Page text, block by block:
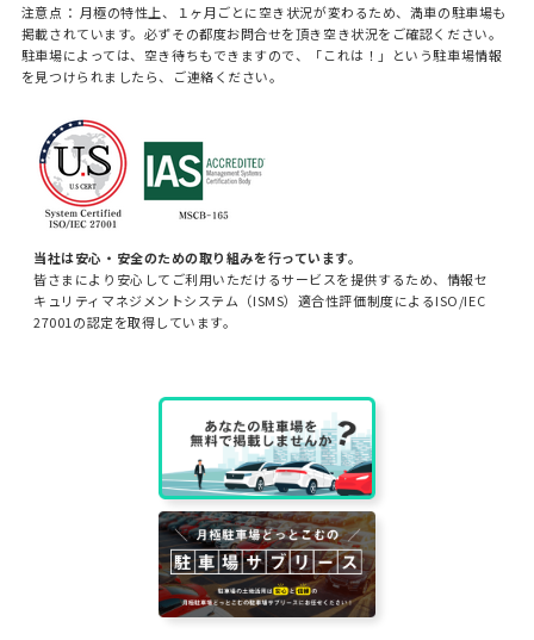
注意点： 月極の特性上、１ヶ月ごとに空き状況が変わるため、満車の駐車場も
掲載されています。必ずその都度お問合せを頂き空き状況をご確認ください。
駐車場によっては、空き待ちもできますので、「これは！」という駐車場情報
を見つけられましたら、ご連絡ください。
当社は安心・安全のための取り組みを行っています。
皆さまにより安心してご利用いただけるサービスを提供するため、情報セ
キュリティマネジメントシステム（ISMS）適合性評価制度によるISO/IEC
27001の認定を取得しています。